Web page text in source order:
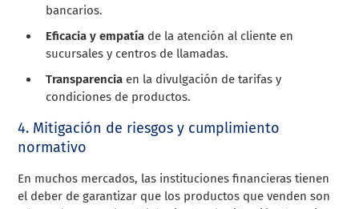
bancarios.
Eficacia y empatía de la atención al cliente en
sucursales y centros de llamadas.
Transparencia en la divulgación de tarifas y
condiciones de productos.
4. Mitigación de riesgos y cumplimiento
normativo
En muchos mercados, las instituciones financieras tienen
el deber de garantizar que los productos que venden son